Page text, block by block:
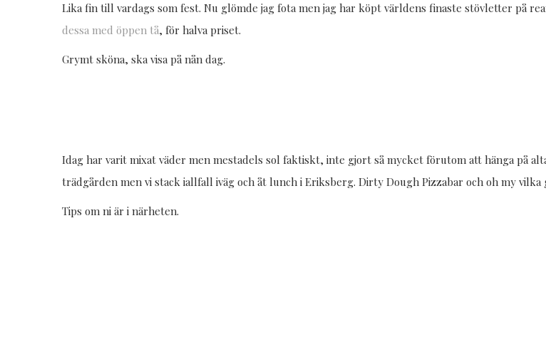
Lika fin till vardags som fest. Nu glömde jag fota men jag har köpt världens finaste stövletter på
dessa med öppen tå, för halva priset.
Grymt sköna, ska visa på nån dag.
Idag har varit mixat väder men mestadels sol faktiskt, inte gjort så mycket förutom att hänga på
trädgården men vi stack iallfall iväg och åt lunch i Eriksberg. Dirty Dough Pizzabar och oh my vilka
Tips om ni är i närheten.